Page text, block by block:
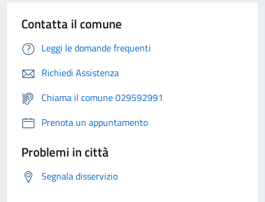
Contatta il comune
Leggi le domande frequenti
Richiedi Assistenza
Chiama il comune 029592991
Prenota un appuntamento
Problemi in città
Segnala disservizio